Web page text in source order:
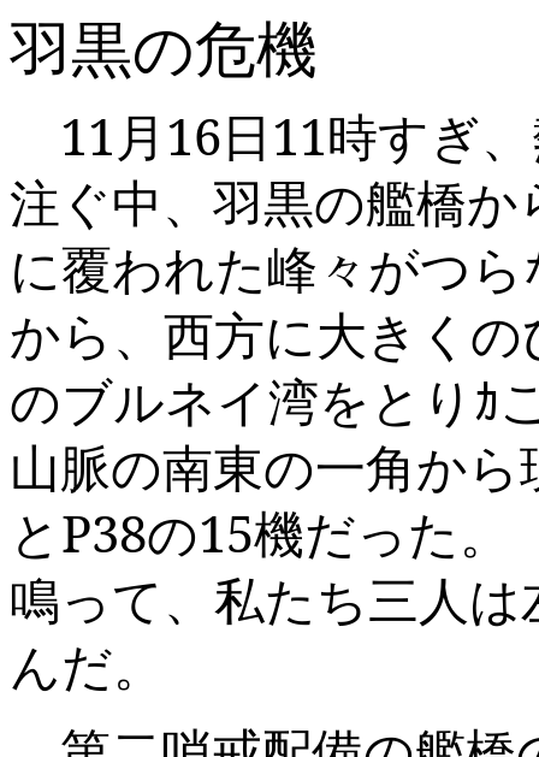
羽黒の危機
11月16日11時すぎ
注ぐ中、羽黒の艦橋
に覆われた峰々がつ
から、西方に大きく
のブルネイ湾をとりｶ
山脈の南東の一角か
とP38の15機だった。
鳴って、私たち三人
んだ。